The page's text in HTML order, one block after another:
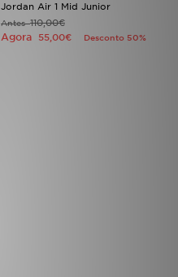
Jordan Air 1 Mid Junior
Antes110,00€
Agora 55,00€ Desconto 50%